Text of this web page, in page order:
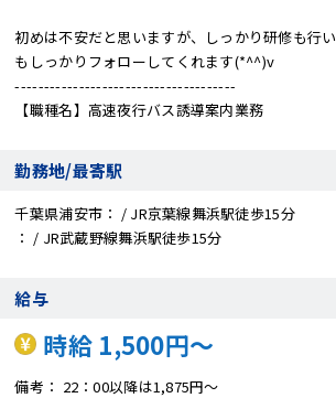
初めは不安だと思いますが、しっかり研修も行
もしっかりフォローしてくれます(*^^)v
--------------------------------------
【職種名】高速夜行バス誘導案内業務
勤務地/最寄駅
千葉県浦安市
/ JR京葉線舞浜駅徒歩15分
/ JR武蔵野線舞浜駅徒歩15分
給与
時給 1,500円～
備考
22：00以降は1,875円～